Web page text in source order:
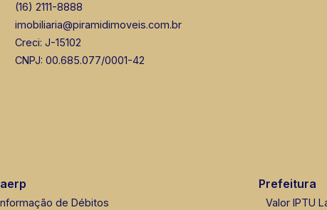
(16) 2111-8888
imobiliaria@piramidimoveis.com.br
Creci: J-15102
CNPJ: 00.685.077/0001-42
de Débitos
Prefeitura
Valor IPTU